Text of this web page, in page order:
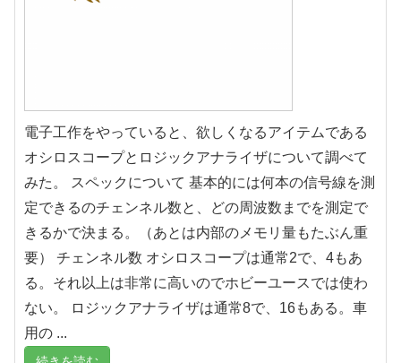
電子工作をやっていると、欲しくなるアイテムである
オシロスコープとロジックアナライザについて調べて
みた。 スペックについて 基本的には何本の信号線を測
定できるのチェンネル数と、どの周波数までを測定で
きるかで決まる。（あとは内部のメモリ量もたぶん重
要） チェンネル数 オシロスコープは通常2で、4もあ
る。それ以上は非常に高いのでホビーユースでは使わ
ない。 ロジックアナライザは通常8で、16もある。車
用の ...